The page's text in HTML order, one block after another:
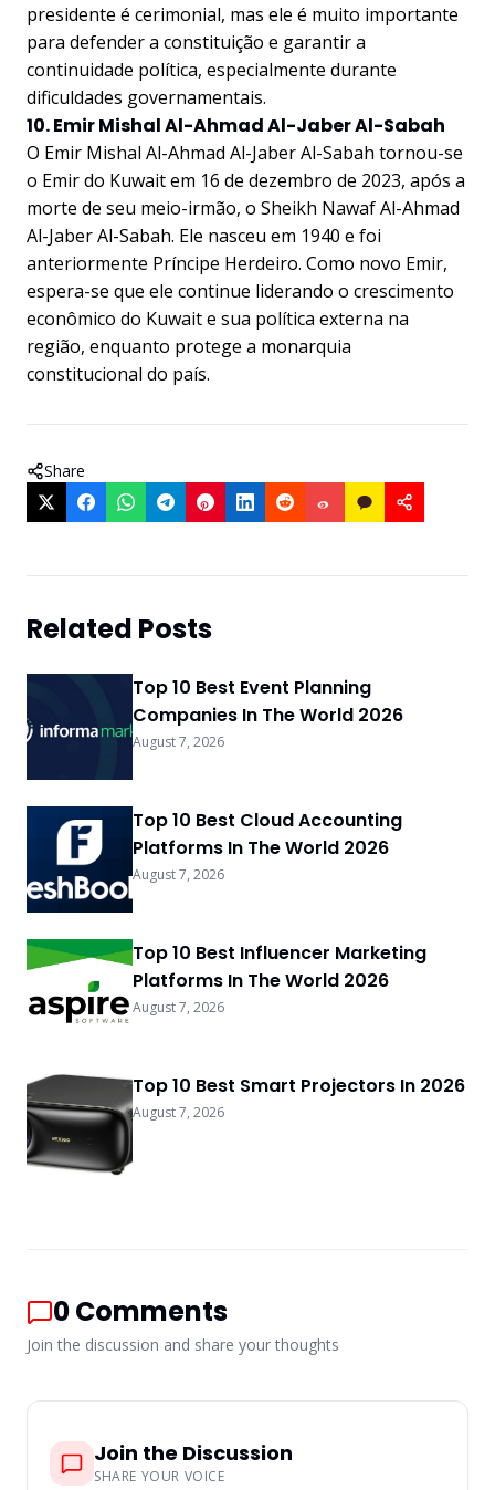
presidente é cerimonial, mas ele é muito importante
para defender a constituição e garantir a
continuidade política, especialmente durante
dificuldades governamentais.
10. Emir Mishal Al-Ahmad Al-Jaber Al-Sabah
O Emir Mishal Al-Ahmad Al-Jaber Al-Sabah tornou-se
o Emir do Kuwait em 16 de dezembro de 2023, após a
morte de seu meio-irmão, o Sheikh Nawaf Al-Ahmad
Al-Jaber Al-Sabah. Ele nasceu em 1940 e foi
anteriormente Príncipe Herdeiro. Como novo Emir,
espera-se que ele continue liderando o crescimento
econômico do Kuwait e sua política externa na
região, enquanto protege a monarquia
constitucional do país.
Share
Related Posts
Top 10 Best Event Planning
Companies In The World 2026
August 7, 2026
Top 10 Best Cloud Accounting
Platforms In The World 2026
August 7, 2026
Top 10 Best Influencer Marketing
Platforms In The World 2026
August 7, 2026
Top 10 Best Smart Projectors In 2026
August 7, 2026
0Comments
Join the discussion and share your thoughts
Join the Discussion
SHARE YOUR VOICE